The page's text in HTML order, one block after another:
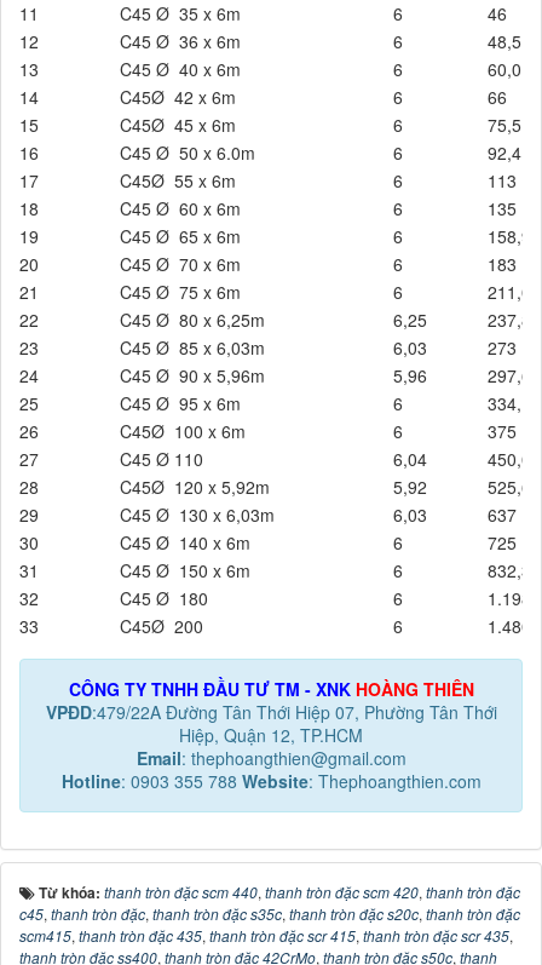
11
C45 Ø 35 x 6m 6
46
12
C45 Ø 36 x 6m 6
48,5
13
C45 Ø 40 x 6m 6
60,01
14
C45Ø 42 x 6m 6
66
15
C45Ø 45 x 6m 6
75,5
16
C45 Ø 50 x 6.0m 6
92,4
17
C45Ø 55 x 6m 6
113
18
C45 Ø 60 x 6m 6
135
19
C45 Ø 65 x 6m 6
158,9
20
C45 Ø 70 x 6m 6
183
21
C45 Ø 75 x 6m 6
211,01
22
C45 Ø 80 x 6,25m 6,25
237,8
23
C45 Ø 85 x 6,03m 6,03
273
24
C45 Ø 90 x 5,96m 5,96
297,6
25
C45 Ø 95 x 6m 6
334,1
26
C45Ø 100 x 6m 6
375
27
C45 Ø 110 6,04
450,01
28
C45Ø 120 x 5,92m 5,92
525,6
29
C45 Ø 130 x 6,03m 6,03
637
30
C45 Ø 140 x 6m 6
725
31
C45 Ø 150 x 6m 6
832,32
32
C45 Ø 180 6
33
C45Ø 200 6
CÔNG TY TNHH ĐẦU TƯ TM - XNK HOÀNG THIÊN
VPĐD:479/22A Đường Tân Thới Hiệp 07, Phường Tân Thới
Hiệp, Quận 12, TP.HCM
Email: thephoangthien@gmail.com
Hotline: 0903 355 788 Website: Thephoangthien.com
Từ khóa: thanh tròn đặc scm 440, thanh tròn đặc scm 420, thanh tròn đặc
c45, thanh tròn đặc, thanh tròn đặc s35c, thanh tròn đặc s20c, thanh tròn đặc
scm415, thanh tròn đặc 435, thanh tròn đặc scr 415, thanh tròn đặc scr 435,
thanh tròn đặc ss400, thanh tròn đặc 42CrMo, thanh tròn đặc s50c, thanh